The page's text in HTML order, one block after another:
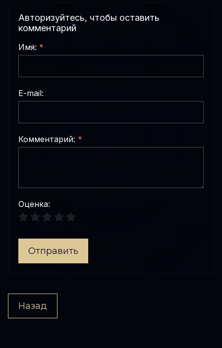
Авторизуйтесь, чтобы оставить
комментарий
Имя: *
E-mail:
Комментарий: *
Оценка:
Отправить
Назад